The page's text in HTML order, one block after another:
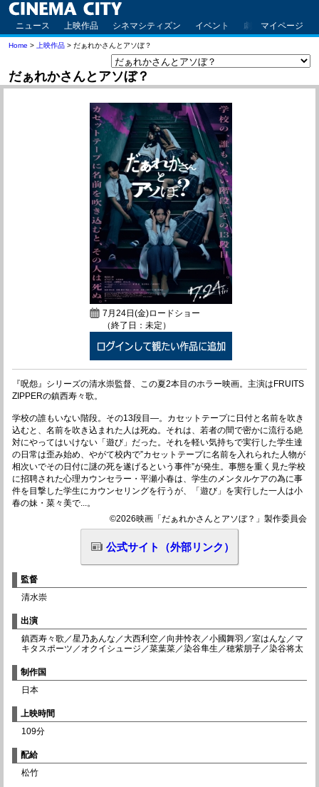
ニュース 上映作品 シネマシティズン イベント 劇場案内 アク
マイページ
Home > 上映作品 > だぁれかさんとアソぼ？
だぁれかさんとアソぼ？
7月24日(金)ロードショー
（終了日：未定）
『呪怨』シリーズの清水崇監督、この夏2本目のホラー映画。主演はFRUITS
ZIPPERの鎮西寿々歌。
学校の誰もいない階段。その13段目—。カセットテープに日付と名前を吹き
込むと、名前を吹き込まれた人は死ぬ。それは、若者の間で密かに流行る絶
対にやってはいけない「遊び」だった。それを軽い気持ちで実行した学生達
の日常は歪み始め、やがて校内で”カセットテープに名前を入れられた人物が
相次いでその日付に謎の死を遂げるという事件”が発生。事態を重く見た学校
に招聘された心理カウンセラー・平瀬小春は、学生のメンタルケアの為に事
件を目撃した学生にカウンセリングを行うが、「遊び」を実行した一人は小
春の妹・菜々美で...。
©2026映画「だぁれかさんとアソぼ？」製作委員会
公式サイト（外部リンク）
監督
清水崇
出演
鎮西寿々歌／星乃あんな／大西利空／向井怜衣／小國舞羽／室はんな／マ
キタスポーツ／オクイシュージ／菜葉菜／染谷隼生／穂紫朋子／染谷将太
制作国
日本
上映時間
109分
配給
松竹